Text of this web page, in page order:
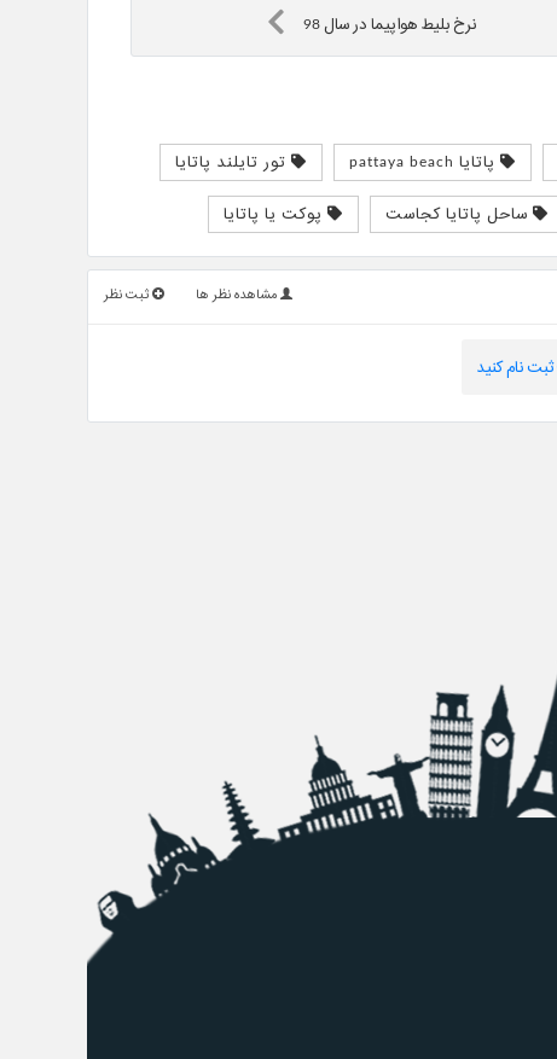
نرخ بلیط هواپیما در سال 98
پاتایا pattaya beach تور تایلند پاتایا
ساحل پاتایا کجاست پوکت یا پاتایا
ثبت نظر مشاهده نظر ها
ثبت نام کنید